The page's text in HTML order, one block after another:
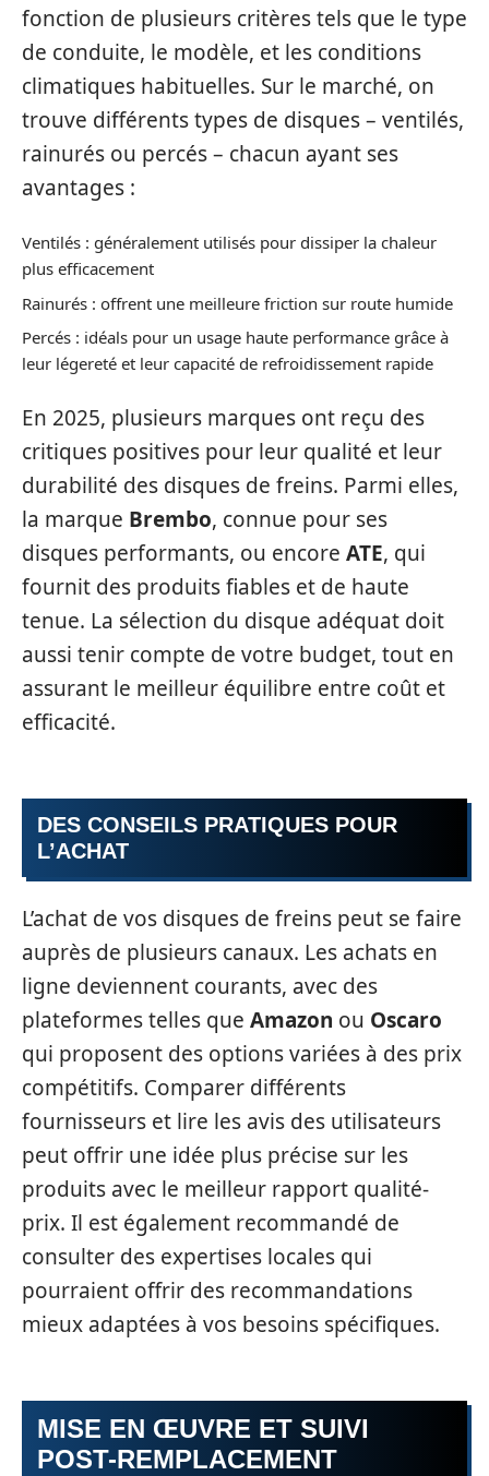
fonction de plusieurs critères tels que le type
de conduite, le modèle, et les conditions
climatiques habituelles. Sur le marché, on
trouve différents types de disques – ventilés,
rainurés ou percés – chacun ayant ses
avantages :
Ventilés : généralement utilisés pour dissiper la chaleur
plus efficacement
Rainurés : offrent une meilleure friction sur route humide
Percés : idéals pour un usage haute performance grâce à
leur légereté et leur capacité de refroidissement rapide
En 2025, plusieurs marques ont reçu des
critiques positives pour leur qualité et leur
durabilité des disques de freins. Parmi elles,
la marque Brembo, connue pour ses
disques performants, ou encore ATE, qui
fournit des produits fiables et de haute
tenue. La sélection du disque adéquat doit
aussi tenir compte de votre budget, tout en
assurant le meilleur équilibre entre coût et
efficacité.
DES CONSEILS PRATIQUES POUR
L’ACHAT
L’achat de vos disques de freins peut se faire
auprès de plusieurs canaux. Les achats en
ligne deviennent courants, avec des
plateformes telles que Amazon ou Oscaro
qui proposent des options variées à des prix
compétitifs. Comparer différents
fournisseurs et lire les avis des utilisateurs
peut offrir une idée plus précise sur les
produits avec le meilleur rapport qualité-
prix. Il est également recommandé de
consulter des expertises locales qui
pourraient offrir des recommandations
mieux adaptées à vos besoins spécifiques.
MISE EN ŒUVRE ET SUIVI
POST-REMPLACEMENT